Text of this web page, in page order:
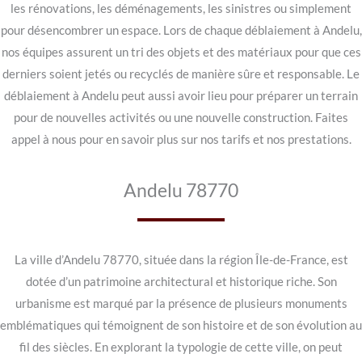
les rénovations, les déménagements, les sinistres ou simplement
pour désencombrer un espace. Lors de chaque déblaiement à Andelu,
nos équipes assurent un tri des objets et des matériaux pour que ces
derniers soient jetés ou recyclés de manière sûre et responsable. Le
déblaiement à Andelu peut aussi avoir lieu pour préparer un terrain
pour de nouvelles activités ou une nouvelle construction. Faites
appel à nous pour en savoir plus sur nos tarifs et nos prestations.
Andelu 78770
La ville d’Andelu 78770, située dans la région Île-de-France, est
dotée d’un patrimoine architectural et historique riche. Son
urbanisme est marqué par la présence de plusieurs monuments
emblématiques qui témoignent de son histoire et de son évolution au
fil des siècles. En explorant la typologie de cette ville, on peut